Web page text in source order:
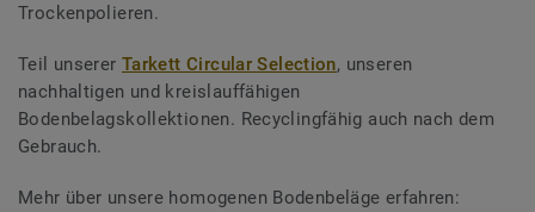
Trockenpolieren.
Teil unserer Tarkett Circular Selection, unseren
nachhaltigen und kreislauffähigen
Bodenbelagskollektionen. Recyclingfähig auch nach dem
Gebrauch.
Mehr über unsere homogenen Bodenbeläge erfahren: